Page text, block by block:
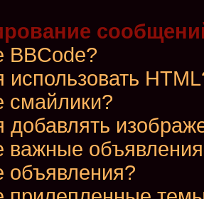
BBCode?
использовать
смайлики?
добавлять
важные
объявления?